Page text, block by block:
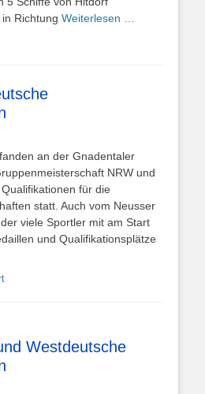
Richtung Weiterlesen …
an der Gnadentaler
NRW und
für die
statt. Auch vom Neusser
viele Sportler mit am Start
und Qualifikationsplätze
Westdeutsche